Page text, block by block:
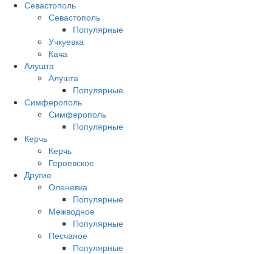
Севастополь
Севастополь
Популярные
Учкуевка
Кача
Алушта
Алушта
Популярные
Симферополь
Симферополь
Популярные
Керчь
Керчь
Героевское
Другие
Оленевка
Популярные
Межводное
Популярные
Песчаное
Популярные